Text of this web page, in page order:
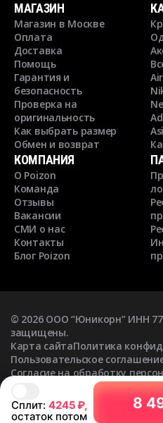
Сплит: 4245₽,
остаток потом
8
МАГАЗИН
Магазин в Москве
Оплата
Доставка
Помощь
Гарантия и
безопасность
Проверка на
оригинальность
Как выбрать размер
Обмен и возврат
КОМПАНИЯ
О Poizon
Команда
Отзывы
Вакансии
СМИ о нас
Контакты
Блог Poizon
© 2026ООО “Юникорн” ИНН
защищены.
Карта сайтаПолитика
Пользовательское
Согласие на обработку
Согласие на получение